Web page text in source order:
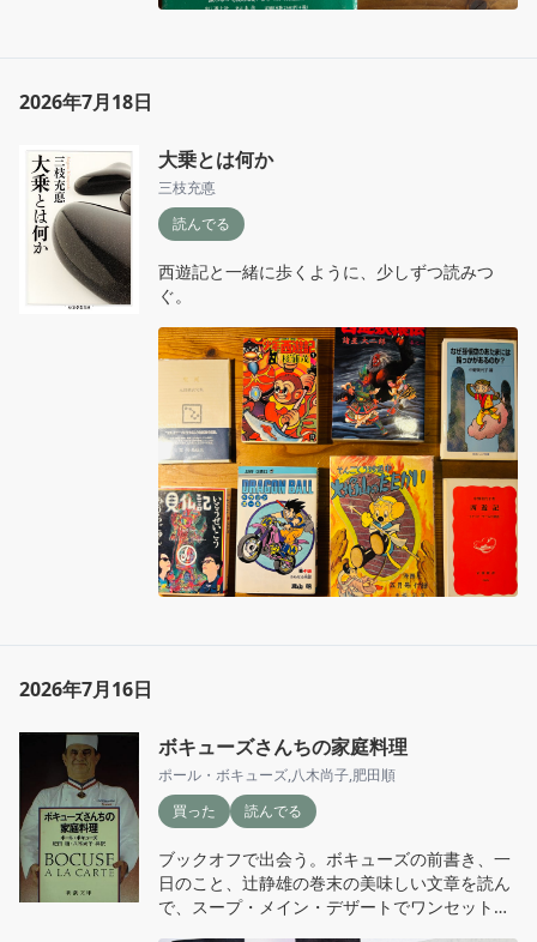
2026年7月18日
大乗とは何か
三枝充悳
読んでる
西遊記と一緒に歩くように、少しずつ読みつ
ぐ。
2026年7月16日
ボキューズさんちの家庭料理
ポール・ボキューズ,八木尚子,肥田順
買った
読んでる
ブックオフで出会う。ボキューズの前書き、一
日のこと、辻静雄の巻末の美味しい文章を読ん
で、スープ・メイン・デザートでワンセットの